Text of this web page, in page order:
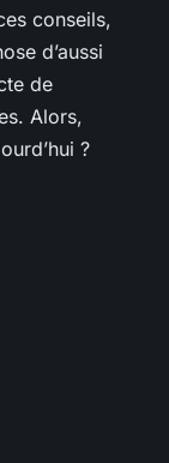
conseils,
d’aussi
de
Alors,
?